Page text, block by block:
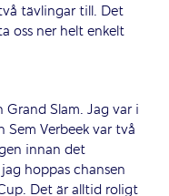
tävlingar till. Det
oss ner helt enkelt
Slam. Jag var i
Verbeek var två
innan det
hoppas chansen
Det är alltid roligt